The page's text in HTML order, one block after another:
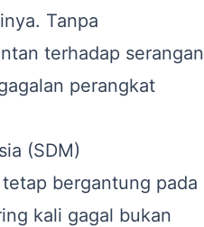
Tanpa
terhadap serangan
perangkat
(SDM)
bergantung pada
kali gagal bukan